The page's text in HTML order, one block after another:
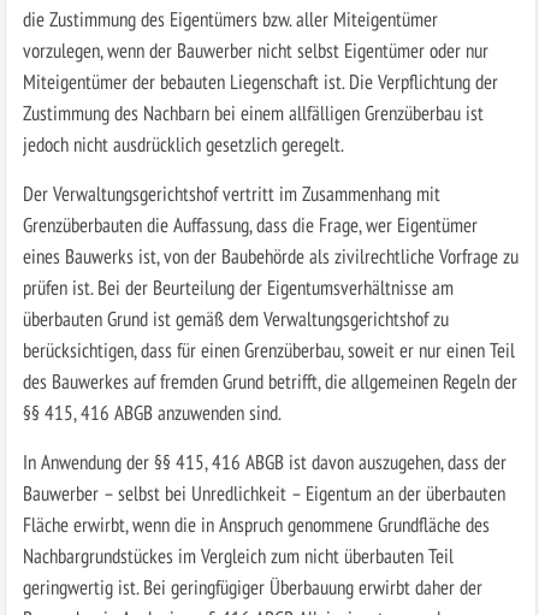
die Zustimmung des Eigentümers bzw. aller Miteigentümer
vorzulegen, wenn der Bauwerber nicht selbst Eigentümer oder nur
Miteigentümer der bebauten Liegenschaft ist. Die Verpflichtung der
Zustimmung des Nachbarn bei einem allfälligen Grenzüberbau ist
jedoch nicht ausdrücklich gesetzlich geregelt.
Der Verwaltungsgerichtshof vertritt im Zusammenhang mit
Grenzüberbauten die Auffassung, dass die Frage, wer Eigentümer
eines Bauwerks ist, von der Baubehörde als zivilrechtliche Vorfrage zu
prüfen ist. Bei der Beurteilung der Eigentumsverhältnisse am
überbauten Grund ist gemäß dem Verwaltungsgerichtshof zu
berücksichtigen, dass für einen Grenzüberbau, soweit er nur einen Teil
des Bauwerkes auf fremden Grund betrifft, die allgemeinen Regeln der
§§ 415, 416 ABGB anzuwenden sind.
In Anwendung der §§ 415, 416 ABGB ist davon auszugehen, dass der
Bauwerber – selbst bei Unredlichkeit – Eigentum an der überbauten
Fläche erwirbt, wenn die in Anspruch genommene Grundfläche des
Nachbargrundstückes im Vergleich zum nicht überbauten Teil
geringwertig ist. Bei geringfügiger Überbauung erwirbt daher der